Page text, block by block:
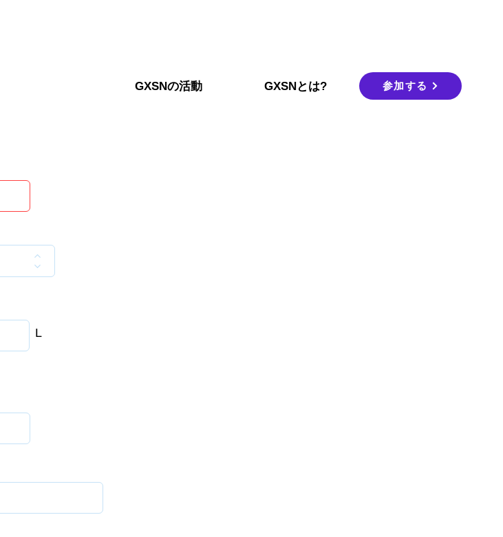
GXSNの活動 GXSNとは? 参加する
L